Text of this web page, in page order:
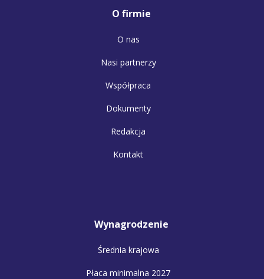
O firmie
O nas
Nasi partnerzy
Współpraca
Dokumenty
Redakcja
Kontakt
Wynagrodzenie
Średnia krajowa
Płaca minimalna 2027